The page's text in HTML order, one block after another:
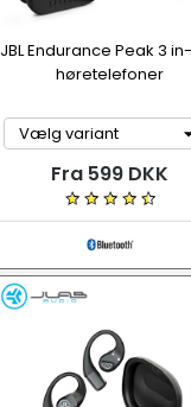
JBL Endurance Peak 3
høretelefoner
Fra 599 DKK